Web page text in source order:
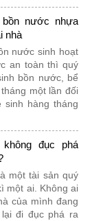
nước nhựa
nhà
nước sinh hoạt
an toàn thì quý
bồn nước, bể
một lần đối
hàng tháng
đục phá
một tài sản quý
một ai. Không ai
của mình đang
đi đục phá ra